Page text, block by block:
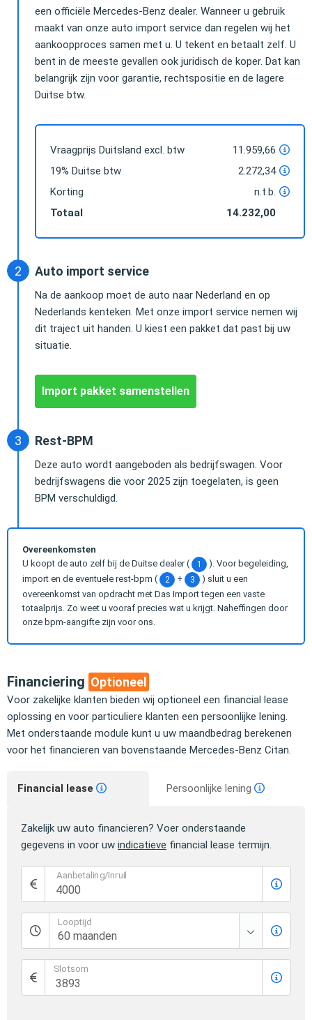
een officiële Mercedes-Benz dealer. Wanneer u gebruik
maakt van onze auto import service dan regelen wij het
aankoopproces samen met u. U tekent en betaalt zelf. U
bent in de meeste gevallen ook juridisch de koper. Dat kan
belangrijk zijn voor garantie, rechtspositie en de lagere
Duitse btw.
Vraagprijs Duitsland excl. btw
11.959,66
19% Duitse btw
2.272,34
Korting
n.t.b.
Totaal
14.232,00
Auto import service
Na de aankoop moet de auto naar Nederland en op
Nederlands kenteken. Met onze import service nemen wij
dit traject uit handen. U kiest een pakket dat past bij uw
situatie.
Import pakket samenstellen
Rest-BPM
Deze auto wordt aangeboden als bedrijfswagen. Voor
bedrijfswagens die voor 2025 zijn toegelaten, is geen
BPM verschuldigd.
Overeenkomsten
U koopt de auto zelf bij de Duitse dealer (
1
). Voor begeleiding,
import en de eventuele rest-bpm (
2 + 3
) sluit u een
overeenkomst van opdracht met Das Import tegen een vaste
totaalprijs. Zo weet u vooraf precies wat u krijgt. Naheffingen door
onze bpm-aangifte zijn voor ons.
Financiering Optioneel
Voor zakelijke klanten bieden wij optioneel een financial lease
oplossing en voor particuliere klanten een persoonlijke lening.
Met onderstaande module kunt u uw maandbedrag berekenen
voor het financieren van bovenstaande Mercedes-Benz Citan.
Financial lease Persoonlijke lening
Zakelijk uw auto financieren? Voer onderstaande
gegevens in voor uw indicatieve financial lease termijn.
Aanbetaling/Inruil
Looptijd
Slotsom